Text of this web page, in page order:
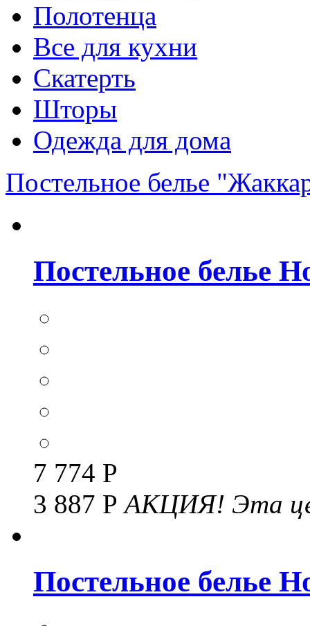
Полотенца
Все для кухни
Скатерть
Шторы
Одежда для дома
Постельное белье
Постельное белье
7 774 Р
3 887 РАКЦИЯ! Эта
Постельное белье